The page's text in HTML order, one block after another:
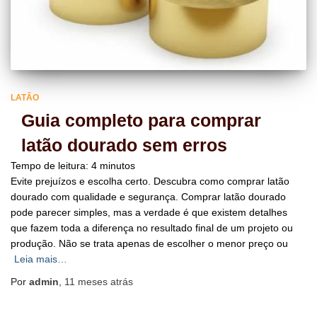
LATÃO
Guia completo para comprar
latão dourado sem erros
Tempo de leitura: 4 minutos
Evite prejuízos e escolha certo. Descubra como comprar latão
dourado com qualidade e segurança. Comprar latão dourado
pode parecer simples, mas a verdade é que existem detalhes
que fazem toda a diferença no resultado final de um projeto ou
produção. Não se trata apenas de escolher o menor preço ou
Leia mais…
Por admin 11 meses atrás